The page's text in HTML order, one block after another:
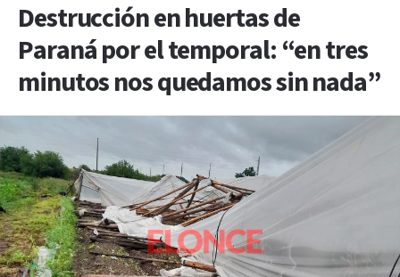
Destrucción en huertas de
Paraná por el temporal: “en tres
minutos nos quedamos sin nada”